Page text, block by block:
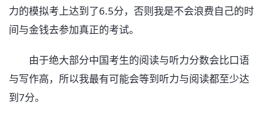
力的模拟考上达到了6.5分，否则我是不会浪费自己的时
间与金钱去参加真正的考试。
由于绝大部分中国考生的阅读与听力分数会比口语
与写作高，所以我最有可能会等到听力与阅读都至少达
到7分。